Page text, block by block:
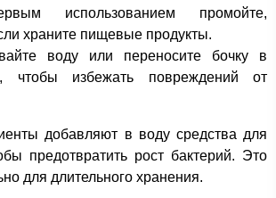
использованием промойте,
храните пищевые продукты.
воду или переносите бочку в
чтобы избежать повреждений от
добавляют в воду средства для
предотвратить рост бактерий. Это
для длительного хранения.